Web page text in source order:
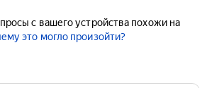
с вашего устройства похожи на
это могло произойти?